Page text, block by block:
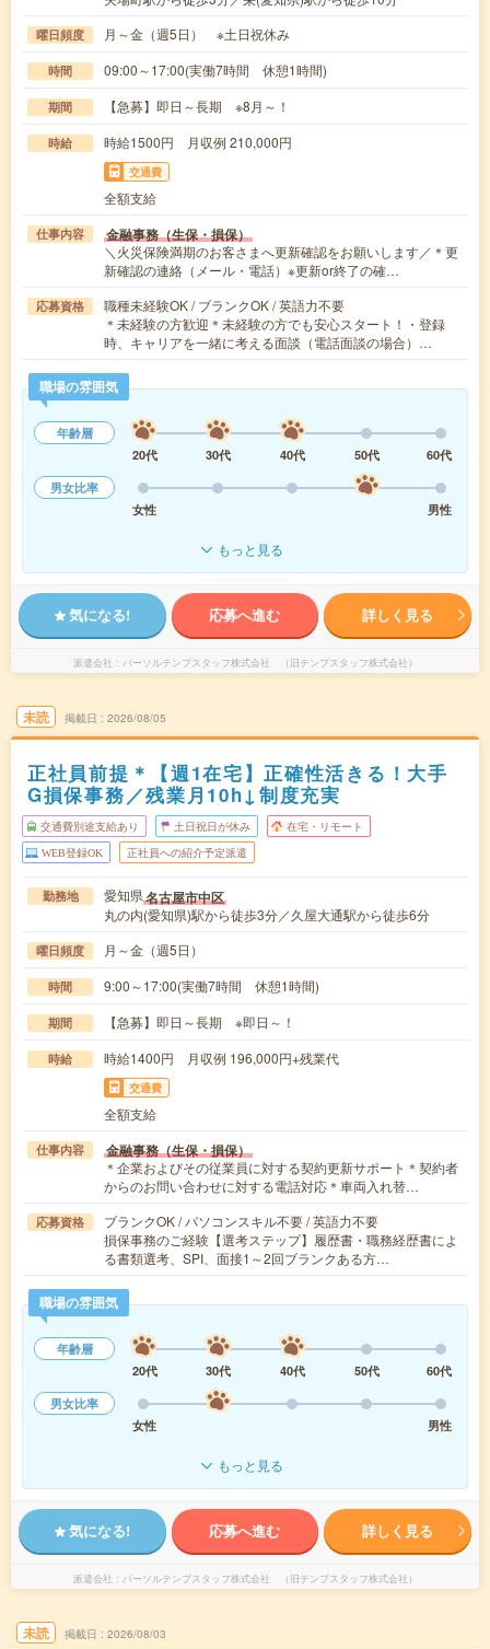
曜日頻度 月～金（週5日） ※土日祝休み
時間 09:00～17:00(実働7時間 休憩1時間)
期間 【急募】即日～長期 ※8月～！
時給 時給1500円 月収例 210,000円
交通費
全額支給
仕事内容 金融事務（生保・損保）
＼火災保険満期のお客さまへ更新確認をお願いします／＊更
新確認の連絡（メール・電話）※更新or終了の確…
応募資格
職種未経験OK / ブランクOK / 英語力不要
＊未経験の方歓迎＊未経験の方でも安心スタート！・登録
時、キャリアを一緒に考える面談（電話面談の場合）…
職場の雰囲気
年齢層
20代
30代 40代 50代
60代
男女比率
女性
男性
もっと見る
気になる! 応募へ進む 詳しく見る
派遣会社 パーソルテンプスタッフ株式会社 （旧テンプスタッフ株式会社）
未読 掲載日 2026/08/05
正社員前提＊【週1在宅】正確性活きる！大手
G損保事務／残業月10h↓制度充実
交通費別途支給あり 土日祝日が休み 在宅・リモート
WEB登録OK 正社員への紹介予定派遣
勤務地 愛知県名古屋市中区
丸の内(愛知県)駅から徒歩3分／久屋大通駅から徒歩6分
曜日頻度 月～金（週5日）
時間 9:00～17:00(実働7時間 休憩1時間)
期間 【急募】即日～長期 ※即日～！
時給 時給1400円 月収例 196,000円+残業代
交通費
全額支給
仕事内容 金融事務（生保・損保）
＊企業およびその従業員に対する契約更新サポート＊契約者
からのお問い合わせに対する電話対応＊車両入れ替…
応募資格
ブランクOK / パソコンスキル不要 / 英語力不要
損保事務のご経験【選考ステップ】履歴書・職務経歴書によ
る書類選考、SPI、面接1～2回ブランクある方…
職場の雰囲気
年齢層
20代
30代 40代 50代
60代
男女比率
女性
男性
もっと見る
気になる! 応募へ進む 詳しく見る
派遣会社 パーソルテンプスタッフ株式会社 （旧テンプスタッフ株式会社）
未読 掲載日 2026/08/03